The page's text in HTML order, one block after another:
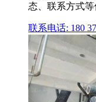
态、联系方式
联系电话: 180